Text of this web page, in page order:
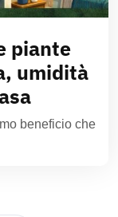
piante
umidità
beneficio che